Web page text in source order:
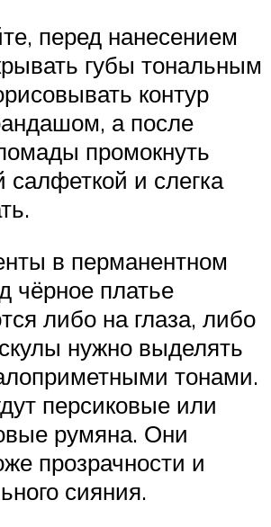
перед нанесением
губы тональным
контур
а после
промокнуть
салфеткой и слегка
в перманентном
чёрное платье
либо на глаза, либо
нужно выделять
тонами.
персиковые или
румяна. Они
прозрачности и
сияния.